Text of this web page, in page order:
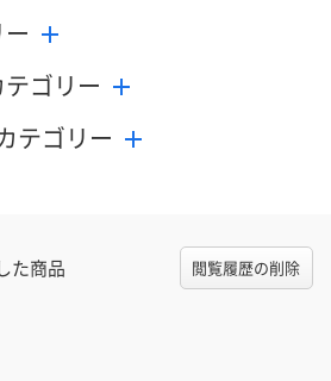
ゴリー
テゴリー
た商品 閲覧履歴の削除